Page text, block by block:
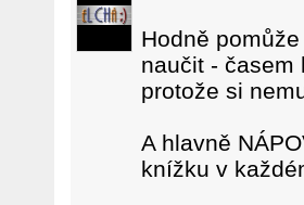
Hodně
naučit - časem
protože si
A hlavně
knížku v